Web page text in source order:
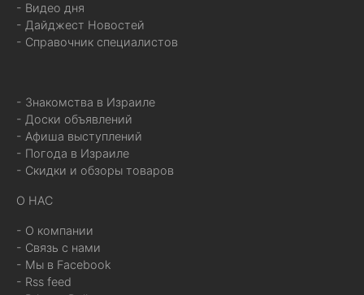
- Видео дня
- Дайджест Новостей
- Справочник специалистов
- Знакомства в Израиле
- Доски объявлений
- Афиша выступлений
- Погода в Израиле
- Скидки и обзоры товаров
О НАС
- О компании
- Связь с нами
- Мы в Facebook
- Rss feed